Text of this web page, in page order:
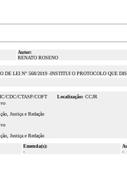
Autor:
RENATO ROSENO
DE LEI N° 568/2019 -INSTITUI O PROTOCOLO QUE
CDC/CTASP/COFT Localização: CCJR
Justiça e Redação
Justiça e Redação
Emenda(s):
-
-